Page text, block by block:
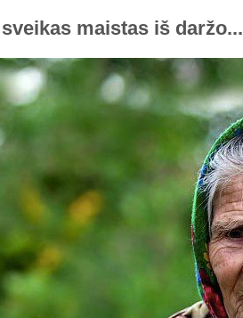
maistas iš daržo...